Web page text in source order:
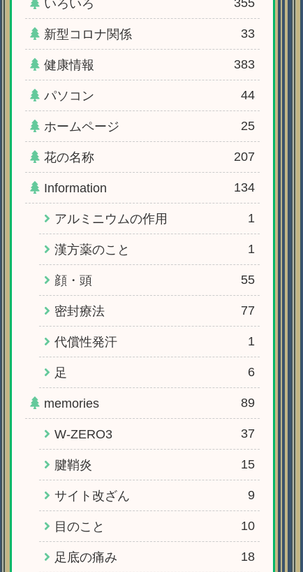
いろいろ
新型コロナ関係 33
健康情報 383
パソコン 44
ホームページ 25
花の名称 207
Information 134
アルミニウムの作用 1
漢方薬のこと 1
顔・頭 55
密封療法 77
代償性発汗 1
足 6
memories 89
W-ZERO3 37
腱鞘炎 15
サイト改ざん 9
目のこと 10
足底の痛み 18